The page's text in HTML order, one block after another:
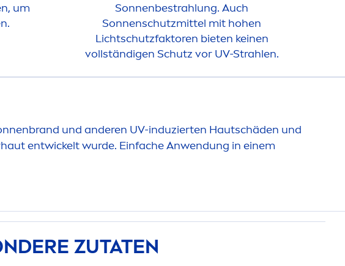
um
Sonnenbestrahlung. Auch
Sonnenschutzmittel mit hohen
Lichtschutzfaktoren bieten keinen
vollständigen Schutz vor UV-Strahlen.
und anderen UV-induzierten Hautschäden und
entwickelt wurde. Einfache Anwendung in einem
ZUTATEN